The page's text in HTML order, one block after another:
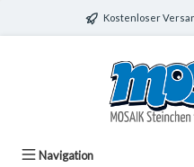
Zum Hauptinhalt springenKostenloser
Navigation